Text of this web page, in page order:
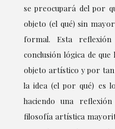
se preocupará del por
objeto (el qué) sin
formal. Esta
conclusión lógica de
objeto artístico y por
la idea (el por qué) es
haciendo una
filosofía artística